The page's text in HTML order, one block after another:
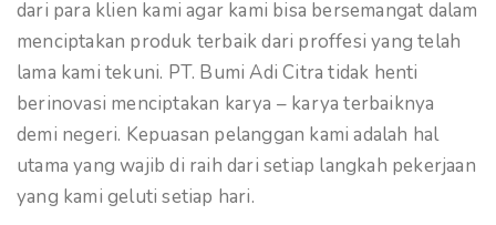
dari para klien kami agar kami bisa bersemangat dalam
menciptakan produk terbaik dari proffesi yang telah
lama kami tekuni. PT. Bumi Adi Citra tidak henti
berinovasi menciptakan karya – karya terbaiknya
demi negeri. Kepuasan pelanggan kami adalah hal
utama yang wajib di raih dari setiap langkah pekerjaan
yang kami geluti setiap hari.